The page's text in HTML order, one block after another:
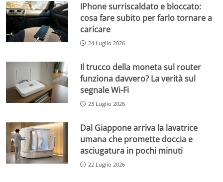
IPhone surriscaldato e bloccato:
cosa fare subito per farlo tornare a
caricare
24 Luglio 2026
Il trucco della moneta sul router
funziona davvero? La verità sul
segnale Wi-Fi
23 Luglio 2026
Dal Giappone arriva la lavatrice
umana che promette doccia e
asciugatura in pochi minuti
22 Luglio 2026